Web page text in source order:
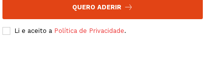
QUERO ADERIR
Li e aceito a Política de Privacidade.